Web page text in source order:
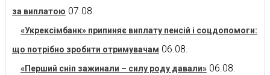
за виплатою 07.08.
«Укрексімбанк» припиняє виплату пенсій і соцдопомоги:
що потрібно зробити отримувачам 06.08.
«Перший сніп зажинали – силу роду давали» 06.08.